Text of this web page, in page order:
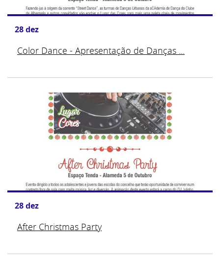
28dez
Color Dance - Apresentação de Danças ...
28dez
After Christmas Party